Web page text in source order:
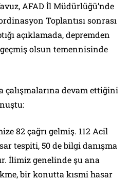
AFAD İl Müdürlüğü’nde
Toplantısı sonrası
açıklamada, depremden
olsun temennisinde
çalışmalarına devam ettiğini
82 çağrı gelmiş. 112 Acil
tespiti, 50 de bilgi danışma
İlimiz genelinde şu ana
bir konutta kısmi hasar